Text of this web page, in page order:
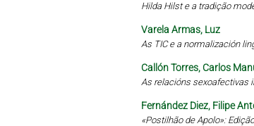
Hilda Hilst e a tradição
Varela Armas, Luz
As TIC e a normalización
Callón Torres, Carlos
As relacións sexoafectivas
Fernández Diez, Filipe
«Postilhão de Apolo»: